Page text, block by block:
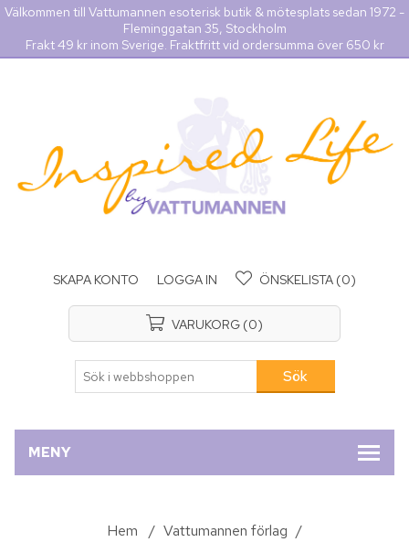
Välkommen till Vattumannen esoterisk butik & mötesplats sedan 1972 -
Fleminggatan 35, Stockholm
Frakt 49 kr inom Sverige. Fraktfritt vid ordersumma över 650 kr
SKAPA KONTO LOGGA IN ÖNSKELISTA (0)
VARUKORG (0)
MENY
Hem / Vattumannen förlag /